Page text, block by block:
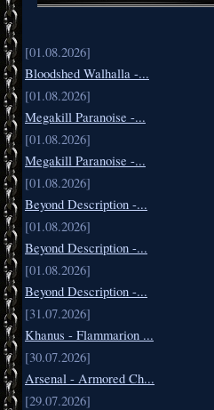
[01.08.2026]
Bloodshed Walhalla -...
[01.08.2026]
Megakill Paranoise -...
[01.08.2026]
Megakill Paranoise -...
[01.08.2026]
Beyond Description -...
[01.08.2026]
Beyond Description -...
[01.08.2026]
Beyond Description -...
[31.07.2026]
Khanus - Flammarion ...
[30.07.2026]
Arsenal - Armored Ch...
[29.07.2026]